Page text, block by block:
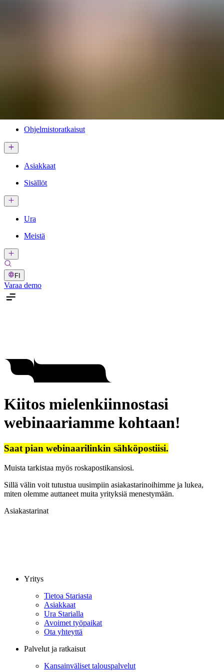
Ohjelmistoratkaisut
Asiakkaat
Sisällöt
Ura
Meistä
FI
Varaa demo
Kiitos mielenkiinnostasi
webinaariamme kohtaan!
Saat pian webinaarilinkin sähköpostiisi.
Muista tarkistaa myös roskapostikansiosi.
Sillä välin voit tutustua uusimpiin asiakastarinoihimme ja lukea,
miten olemme auttaneet muita yrityksiä menestymään.
Asiakastarinat
Yritys
Tietoa Stariasta
Asiakkaat
Ura Starialla
Avoimet työpaikat
Ota yhteyttä
Palvelut ja ratkaisut
Kansainväliset talouspalvelut